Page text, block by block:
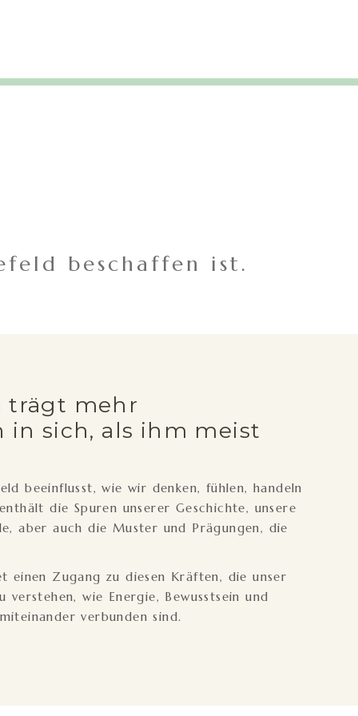
beschaffen ist.
trägt mehr
in sich, als ihm meist
beeinflusst, wie wir denken, fühlen, handeln
die Spuren unserer Geschichte, unsere
aber auch die Muster und Prägungen, die
einen Zugang zu diesen Kräften, die unser
verstehen, wie Energie, Bewusstsein und
verbunden sind.